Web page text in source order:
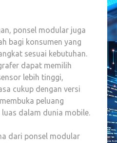
ponsel modular juga
bagi konsumen yang
sesuai kebutuhan.
dapat memilih
lebih tinggi,
cukup dengan versi
peluang
dalam dunia mobile.
dari ponsel modular